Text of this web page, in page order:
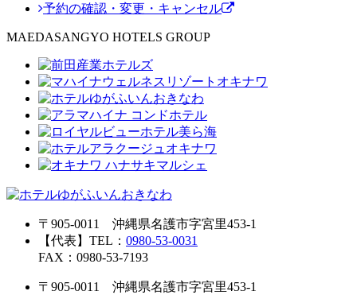
予約の確認・変更・キャンセル
MAEDASANGYO HOTELS GROUP
〒905-0011 沖縄県名護市字宮里453-1
【代表】TEL： 0980-53-0031
FAX：0980-53-7193
〒905-0011 沖縄県名護市字宮里453-1